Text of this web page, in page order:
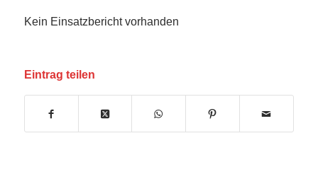
Kein Einsatzbericht vorhanden
Eintrag teilen